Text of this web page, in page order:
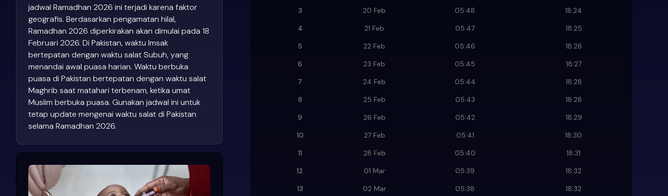
3
20 Feb 05:48
18:24
4
21 Feb 05:47
18:25
5
22 Feb 05:46
18:26
6
23 Feb 05:45
18:27
7
24 Feb 05:44
18:28
8
25 Feb 05:43
18:28
9
26 Feb 05:42
18:29
10
27 Feb 05:41
18:30
11
28 Feb 05:40
18:31
12
01 Mar 05:39
18:32
13
02 Mar 05:38
18:32
jadwal Ramadhan 2026 ini terjadi karena faktor
geografis. Berdasarkan pengamatan hilal,
Ramadhan 2026 diperkirakan akan dimulai pada 18
Februari 2026. Di Pakistan, waktu Imsak
bertepatan dengan waktu salat Subuh, yang
menandai awal puasa harian. Waktu berbuka
puasa di Pakistan bertepatan dengan waktu salat
Maghrib saat matahari terbenam, ketika umat
Muslim berbuka puasa. Gunakan jadwal ini untuk
tetap update mengenai waktu salat di Pakistan
selama Ramadhan 2026.